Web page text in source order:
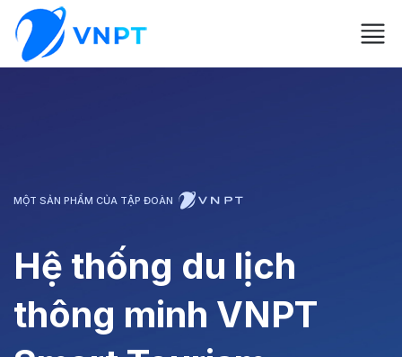
MỘT SẢN PHẨM CỦA TẬP ĐOÀN
Hệ thống du lịch
thông minh VNPT